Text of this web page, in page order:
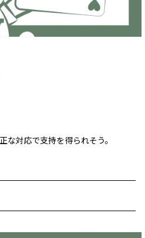
な対応で支持を得られそう。